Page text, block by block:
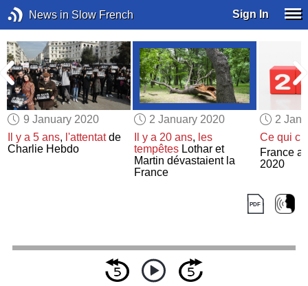
News in Slow French Sign In
9 January 2020
Il y a 5 ans, l'attentatde
Charlie Hebdo
2 January 2020
Il y a 20 ans, les
tempêtesLothar et
Martin dévastaient la
France
2
Ce qui
France
2020